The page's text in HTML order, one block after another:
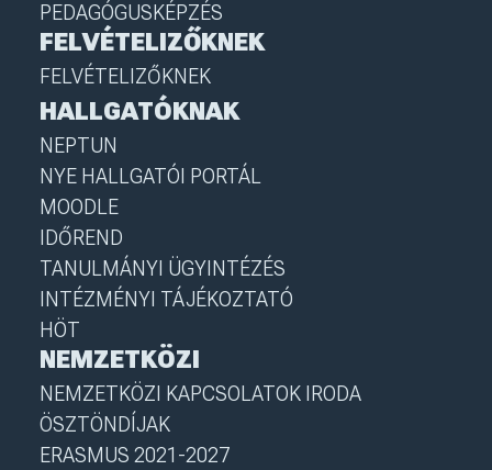
PEDAGÓGUSKÉPZÉS
FELVÉTELIZŐKNEK
FELVÉTELIZŐKNEK
HALLGATÓKNAK
NEPTUN
NYE HALLGATÓI PORTÁL
MOODLE
IDŐREND
TANULMÁNYI ÜGYINTÉZÉS
INTÉZMÉNYI TÁJÉKOZTATÓ
HÖT
NEMZETKÖZI
NEMZETKÖZI KAPCSOLATOK IRODA
ÖSZTÖNDÍJAK
ERASMUS 2021-2027